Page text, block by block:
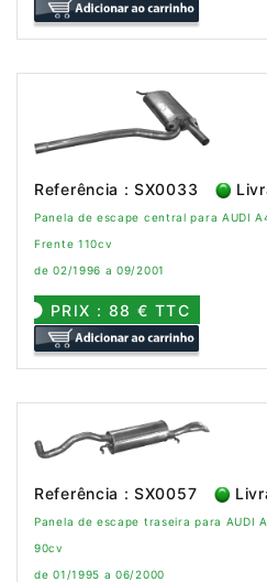
Referência : SX0033
Panela de escape central para AUDI
Frente 110cv
de 02/1996 a 09/2001
PRIX : 88 € TTC
Referência : SX0057
Panela de escape traseira para AUDI
90cv
de 01/1995 a 06/2000